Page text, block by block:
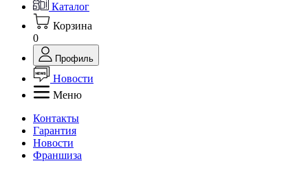
Каталог
Корзина
0
Профиль
Новости
Меню
Контакты
Гарантия
Новости
Франшиза